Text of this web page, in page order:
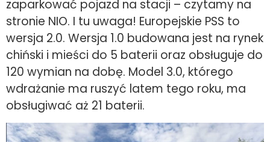
zaparkować pojazd na stacji – czytamy na
stronie NIO. I tu uwaga! Europejskie PSS to
wersja 2.0. Wersja 1.0 budowana jest na rynek
chiński i mieści do 5 baterii oraz obsługuje do
120 wymian na dobę. Model 3.0, którego
wdrażanie ma ruszyć latem tego roku, ma
obsługiwać aż 21 baterii.